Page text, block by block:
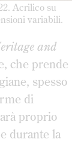
Acrilico su
variabili.
and
che prende
spesso
di
proprio
durante la